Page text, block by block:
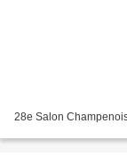
28e Salon